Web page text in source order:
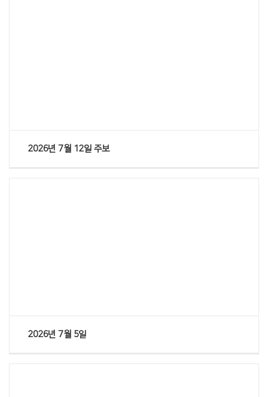
2026년 7월 12일 주보
2026년 7월 5일